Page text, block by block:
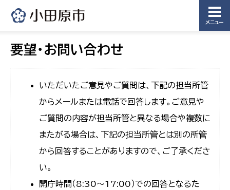
メニュー
要望・お問い合わせ
いただいたご意見やご質問は、下記の担当所管
からメールまたは電話で回答します。ご意見や
ご質問の内容が担当所管と異なる場合や複数に
またがる場合は、下記の担当所管とは別の所管
から回答することがありますので、ご了承くださ
い。
開庁時間（8:30〜17:00）での回答となるた